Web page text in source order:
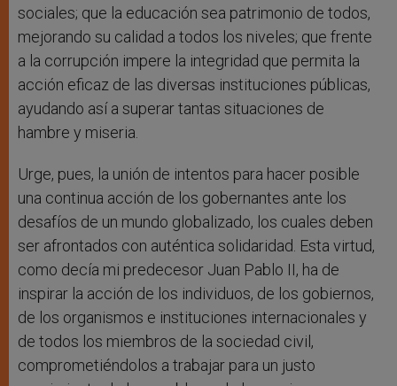
sociales; que la educación sea patrimonio de todos,
mejorando su calidad a todos los niveles; que frente
a la corrupción impere la integridad que permita la
acción eficaz de las diversas instituciones públicas,
ayudando así a superar tantas situaciones de
hambre y miseria.
Urge, pues, la unión de intentos para hacer posible
una continua acción de los gobernantes ante los
desafíos de un mundo globalizado, los cuales deben
ser afrontados con auténtica solidaridad. Esta virtud,
como decía mi predecesor Juan Pablo II, ha de
inspirar la acción de los individuos, de los gobiernos,
de los organismos e instituciones internacionales y
de todos los miembros de la sociedad civil,
comprometiéndolos a trabajar para un justo